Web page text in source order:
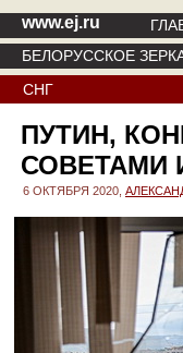
www.ej.ru
БЕЛОРУССКОЕ
СНГ
ПУТИН,
СОВЕТАМИ
6 ОКТЯБРЯ 2020,